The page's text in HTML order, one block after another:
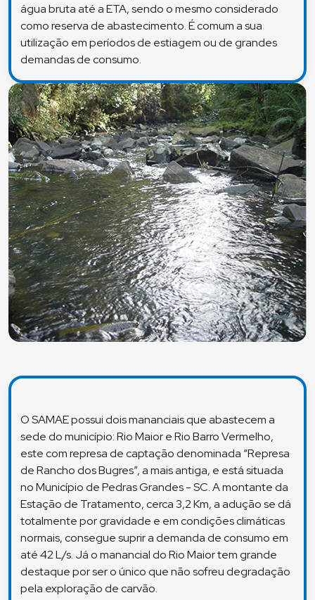
água bruta até a ETA, sendo o mesmo considerado
como reserva de abastecimento. É comum a sua
utilização em períodos de estiagem ou de grandes
demandas de consumo.
O SAMAE possui dois mananciais que abastecem a
sede do município: Rio Maior e Rio Barro Vermelho,
este com represa de captação denominada “Represa
de Rancho dos Bugres”, a mais antiga, e está situada
no Município de Pedras Grandes - SC. A montante da
Estação de Tratamento, cerca 3,2 Km, a adução se dá
totalmente por gravidade e em condições climáticas
normais, consegue suprir a demanda de consumo em
até 42 L/s. Já o manancial do Rio Maior tem grande
destaque por ser o único que não sofreu degradação
pela exploração de carvão.